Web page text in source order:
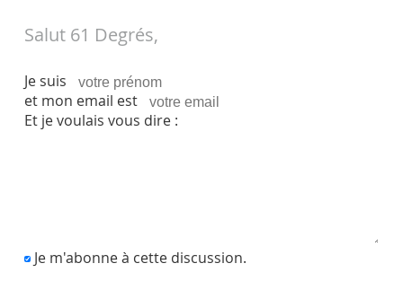
Salut 61 Degrés,
Je suis
et mon email est
Et je voulais vous dire :
Je m'abonne à cette discussion.